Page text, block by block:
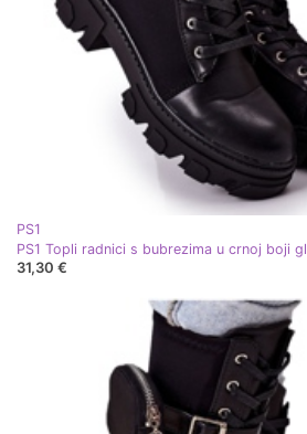
PS1
PS1 Topli radnici s bubrezima u crnoj boji
31,30 €